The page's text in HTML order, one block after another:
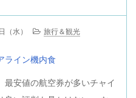
（水） 旅行＆観光
最安値の航空券が多いチャイ